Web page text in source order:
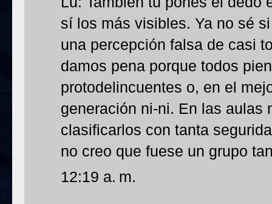
sí los más visibles. Ya no sé
una percepción falsa de casi
damos pena porque todos
protodelincuentes o, en el
generación ni-ni. En las aulas
clasificarlos con tanta
no creo que fuese un grupo
12:19 a. m.